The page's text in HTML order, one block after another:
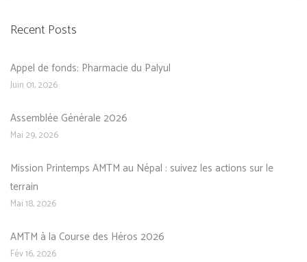
Recent Posts
Appel de fonds: Pharmacie du Palyul
Juin 01, 2026
Assemblée Générale 2026
Mai 29, 2026
Mission Printemps AMTM au Népal : suivez les actions sur le
terrain
Mai 18, 2026
AMTM à la Course des Héros 2026
Fév 16, 2026